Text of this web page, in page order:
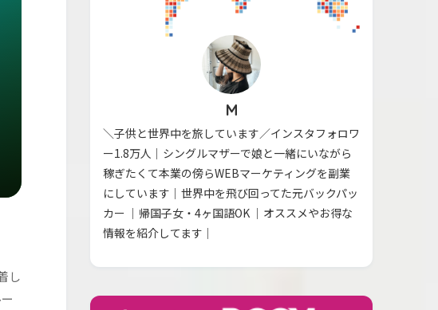
し
M
＼子供と世界中を旅しています／インスタフォロワ
ー1.8万人｜シングルマザーで娘と一緒にいながら
稼ぎたくて本業の傍らWEBマーケティングを副業
にしています｜世界中を飛び回ってた元バックパッ
カー ｜帰国子女・4ヶ国語OK ｜オススメやお得な
情報を紹介してます｜